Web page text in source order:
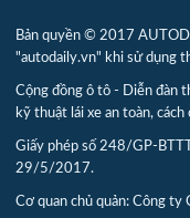
Bản quyền © 2017
"autodaily.vn" khi sử dụng
Cộng đồng ô tô - Diễn đàn
kỹ thuật lái xe an toàn, cách
Giấy phép số 248/GP-
29/5/2017.
Cơ quan chủ quản: Công ty